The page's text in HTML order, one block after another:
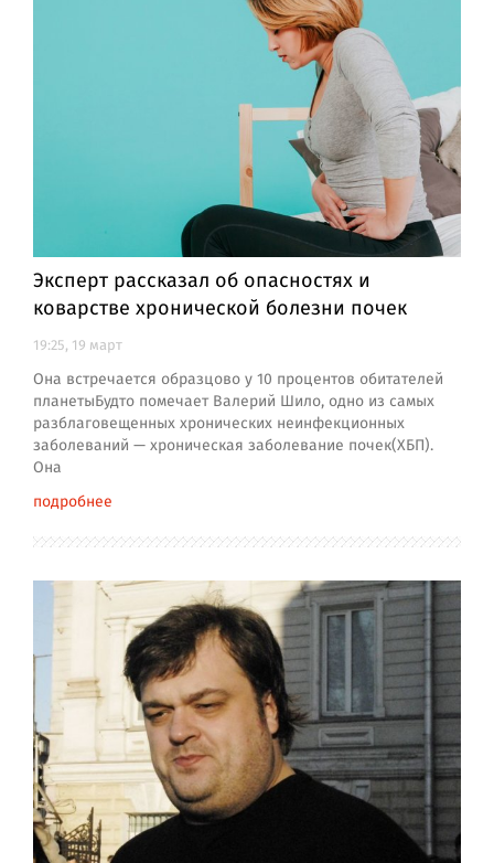
Эксперт рассказал об опасностях и
коварстве хронической болезни почек
19:25, 19 март
Она встречается образцово у 10 процентов обитателей
планетыБудто помечает Валерий Шило, одно из самых
разблаговещенных хронических неинфекционных
заболеваний — хроническая заболевание почек(ХБП).
Она
подробнее